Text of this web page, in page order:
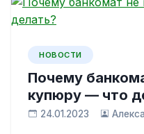
НОВОСТИ
Почему
купюру — что
24.01.2023